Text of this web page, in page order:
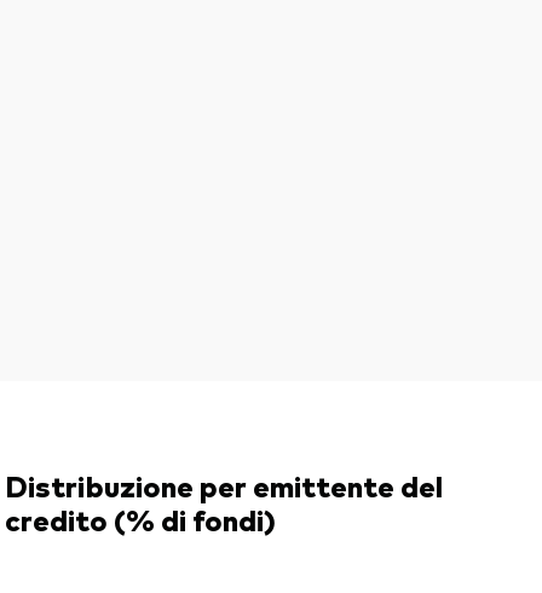
Distribuzione per emittente del
credito (% di fondi)